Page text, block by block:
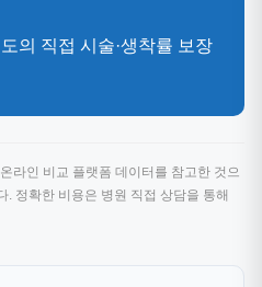
의 직접 시술·생착률 보장
라인 비교 플랫폼 데이터를 참고한 것으
. 정확한 비용은 병원 직접 상담을 통해